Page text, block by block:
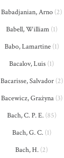
Babadjanian, Arno (2)
Babell, William(1)
Babo, Lamartine(1)
Bacalov, Luis (1)
Bacarisse, Salvador(2)
Bacewicz, Grażyna(3)
Bach, C. P. E.(85)
Bach, G. C.(1)
Bach, H. (2)